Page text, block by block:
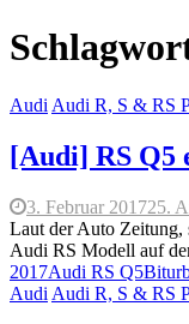
Audi Audi R, S & RS
[Audi] RS Q5
3. Februar 201725.
Laut der Auto Zeitung,
Audi RS Modell auf
2017Audi RS Q5
Audi Audi R, S & RS